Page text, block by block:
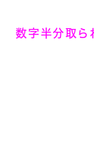
数字半分取ら